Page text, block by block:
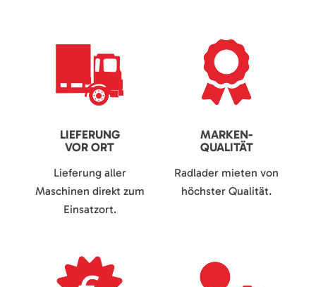
LIEFERUNG
VOR ORT
Lieferung aller
Maschinen direkt zum
Einsatzort.
MARKEN-
QUALITÄT
Radlader mieten von
höchster Qualität.